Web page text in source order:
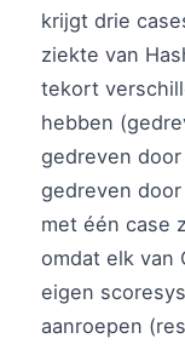
krijgt drie
ziekte van
tekort
hebben
gedreven
gedreven
met één case
omdat elk van
eigen
aanroepen
አማርኛ
O‘zbekcha
Català
Suomi
Hrvatski
Slovenčina
كوردی‎